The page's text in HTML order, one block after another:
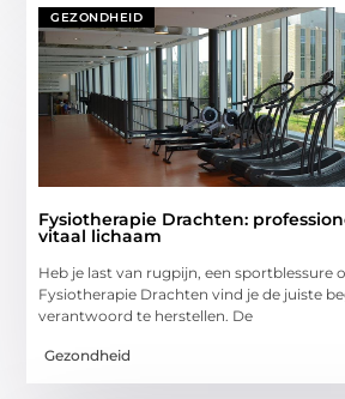
GEZONDHEID
Fysiotherapie Drachten:
vitaal lichaam
Heb je last van rugpijn, een sportblessure
Fysiotherapie Drachten vind je de juiste
verantwoord te herstellen. De
Gezondheid